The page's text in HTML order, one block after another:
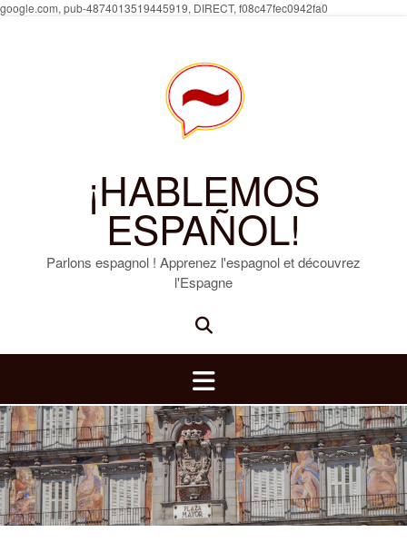
google.com, pub-4874013519445919, DIRECT, f08c47fec0942fa0
¡HABLEMOS
ESPAÑOL!
Parlons espagnol ! Apprenez l'espagnol et découvrez
l'Espagne